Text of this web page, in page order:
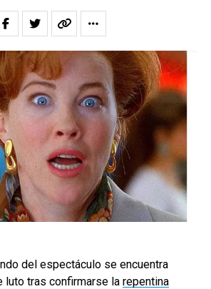
del espectáculo se encuentra
luto tras confirmarse la repentina